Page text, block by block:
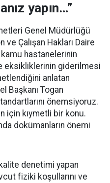
yapın…”
Genel Müdürlüğü
Çalışan Hakları Daire
kamu hastanelerinin
eksikliklerinin giderilmesi
anlatan
Başkanı Togan
önemsiyoruz.
için kıymetli bir konu.
dokümanların önemi
kalite denetimi yapan
fiziki koşullarını ve